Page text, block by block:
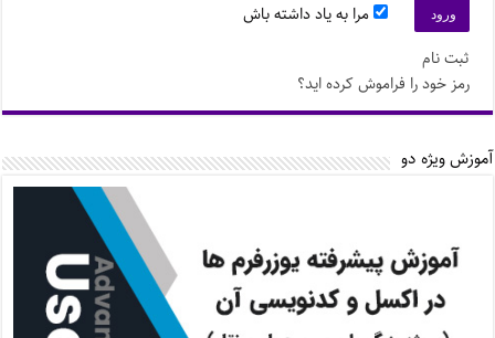
مرا به یاد داشته باش
ثبت نام
رمز خود را فراموش کرده اید؟
آموزش ویژه دو